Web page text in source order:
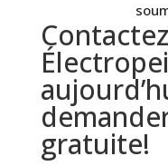
gratuite!